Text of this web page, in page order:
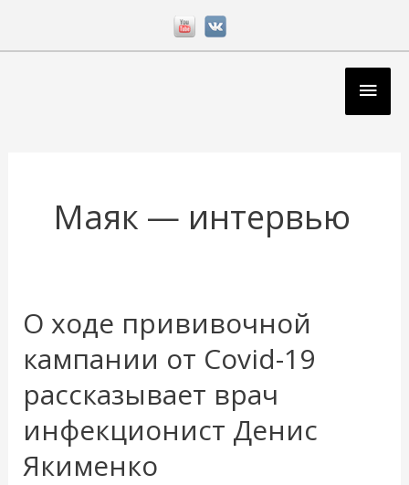
Маяк — интервью
О ходе прививочной
кампании от Covid-19
рассказывает врач
инфекционист Денис
Якименко